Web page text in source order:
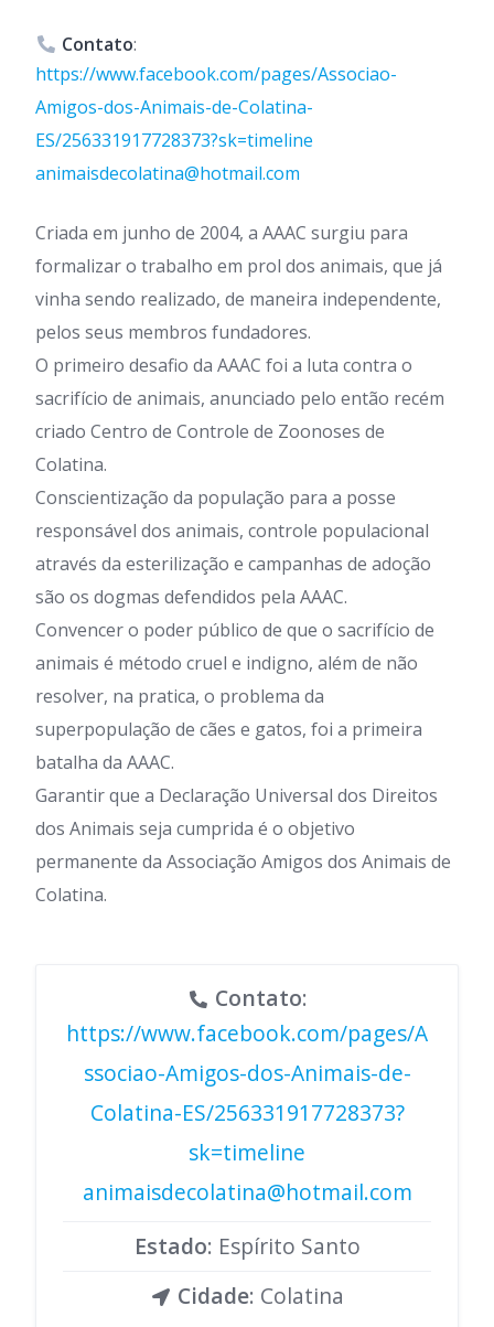
Contato:
https://www.facebook.com/pages/Associao-
Amigos-dos-Animais-de-Colatina-
ES/256331917728373?sk=timeline
animaisdecolatina@hotmail.com
Criada em junho de 2004, a AAAC surgiu para
formalizar o trabalho em prol dos animais, que já
vinha sendo realizado, de maneira independente,
pelos seus membros fundadores.
O primeiro desafio da AAAC foi a luta contra o
sacrifício de animais, anunciado pelo então recém
criado Centro de Controle de Zoonoses de
Colatina.
Conscientização da população para a posse
responsável dos animais, controle populacional
através da esterilização e campanhas de adoção
são os dogmas defendidos pela AAAC.
Convencer o poder público de que o sacrifício de
animais é método cruel e indigno, além de não
resolver, na pratica, o problema da
superpopulação de cães e gatos, foi a primeira
batalha da AAAC.
Garantir que a Declaração Universal dos Direitos
dos Animais seja cumprida é o objetivo
permanente da Associação Amigos dos Animais de
Colatina.
Contato:
https://www.facebook.com/pages/A
ssociao-Amigos-dos-Animais-de-
Colatina-ES/256331917728373?
sk=timeline
animaisdecolatina@hotmail.com
Estado: Espírito Santo
Cidade: Colatina